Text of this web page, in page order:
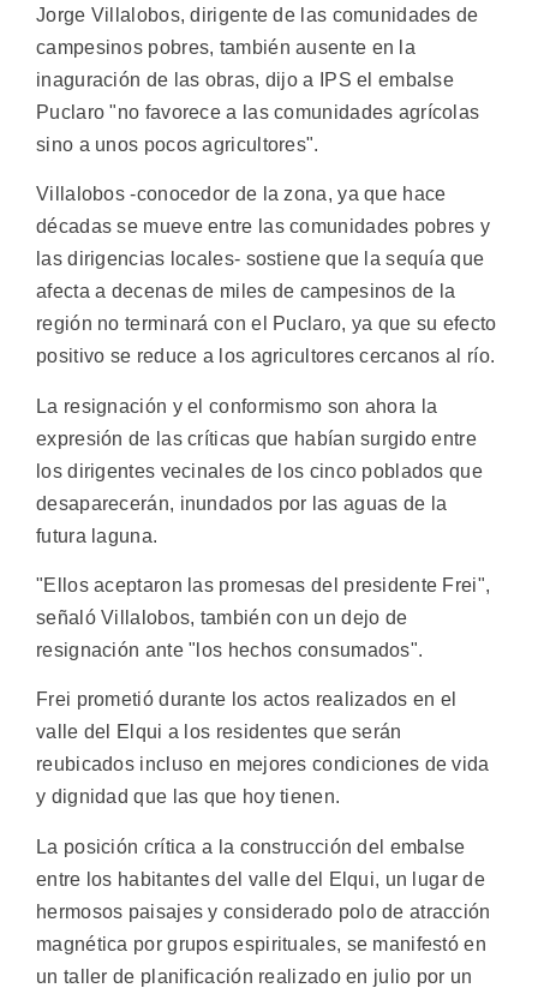
Jorge Villalobos, dirigente de las comunidades de
campesinos pobres, también ausente en la
inaguración de las obras, dijo a IPS el embalse
Puclaro "no favorece a las comunidades agrícolas
sino a unos pocos agricultores".
Villalobos -conocedor de la zona, ya que hace
décadas se mueve entre las comunidades pobres y
las dirigencias locales- sostiene que la sequía que
afecta a decenas de miles de campesinos de la
región no terminará con el Puclaro, ya que su efecto
positivo se reduce a los agricultores cercanos al río.
La resignación y el conformismo son ahora la
expresión de las críticas que habían surgido entre
los dirigentes vecinales de los cinco poblados que
desaparecerán, inundados por las aguas de la
futura laguna.
"Ellos aceptaron las promesas del presidente Frei",
señaló Villalobos, también con un dejo de
resignación ante "los hechos consumados".
Frei prometió durante los actos realizados en el
valle del Elqui a los residentes que serán
reubicados incluso en mejores condiciones de vida
y dignidad que las que hoy tienen.
La posición crítica a la construcción del embalse
entre los habitantes del valle del Elqui, un lugar de
hermosos paisajes y considerado polo de atracción
magnética por grupos espirituales, se manifestó en
un taller de planificación realizado en julio por un